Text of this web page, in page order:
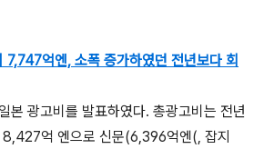
억엔, 소폭 증가하였던 전년보다 회
본 광고비를 발표하였다. 총광고비는 전년
억 엔으로 신문(6,396억엔(, 잡지